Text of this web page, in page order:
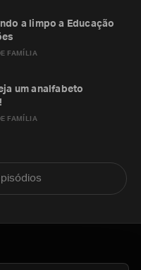
FAMÍLIA
a limpo a Educação
FAMÍLIA
um analfabeto